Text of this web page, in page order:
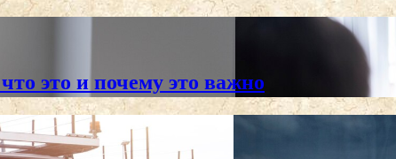
это и почему это важно